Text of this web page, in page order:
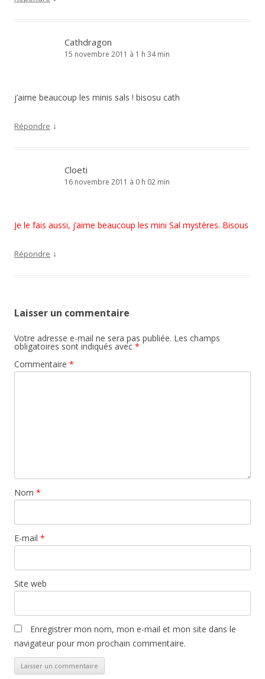
Cathdragon
15 novembre 2011 à 1 h 34 min
j’aime beaucoup les minis sals ! bisosu cath
Répondre ↓
Cloeti
16 novembre 2011 à 0 h 02 min
Je le fais aussi, j’aime beaucoup les mini Sal mystères. Bisous
Répondre ↓
Laisser un commentaire
Votre adresse e-mail ne sera pas publiée. Les champs
obligatoires sont indiqués avec *
Commentaire *
Nom *
E-mail *
Site web
Enregistrer mon nom, mon e-mail et mon site dans le
navigateur pour mon prochain commentaire.